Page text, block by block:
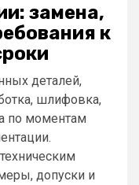
замена,
к
деталей,
шлифовка,
по моментам
допуски и